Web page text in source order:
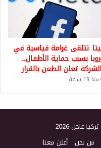
تتلقى غرامة قياسية في
بسبب حماية الأطفال..
تعلن الطعن بالقرار
منذ 13 ساعة
عاجل 2026
من نحن أعلن معنا